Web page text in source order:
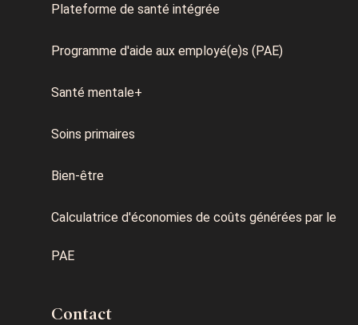
Plateforme de santé intégrée
Programme d'aide aux employé(e)s (PAE)
Santé mentale+
Soins primaires
Bien-être
Calculatrice d'économies de coûts générées par le
PAE
Contact